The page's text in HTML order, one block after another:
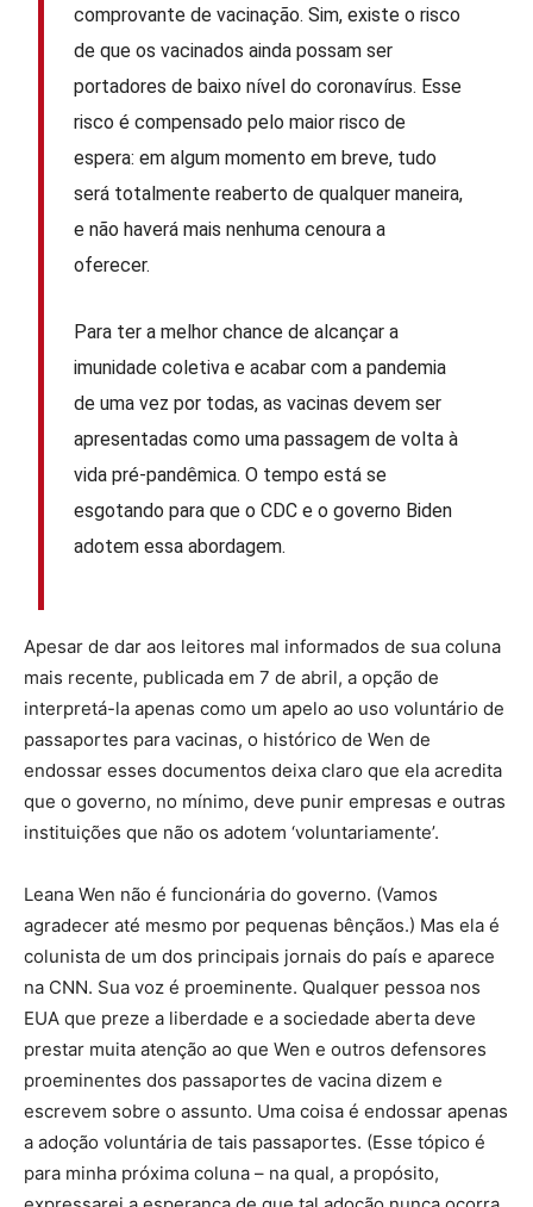
comprovante de vacinação. Sim, existe o risco
de que os vacinados ainda possam ser
portadores de baixo nível do coronavírus. Esse
risco é compensado pelo maior risco de
espera: em algum momento em breve, tudo
será totalmente reaberto de qualquer maneira,
e não haverá mais nenhuma cenoura a
oferecer.
Para ter a melhor chance de alcançar a
imunidade coletiva e acabar com a pandemia
de uma vez por todas, as vacinas devem ser
apresentadas como uma passagem de volta à
vida pré-pandêmica. O tempo está se
esgotando para que o CDC e o governo Biden
adotem essa abordagem.
Apesar de dar aos leitores mal informados de sua coluna
mais recente, publicada em 7 de abril, a opção de
interpretá-la apenas como um apelo ao uso voluntário de
passaportes para vacinas, o histórico de Wen de
endossar esses documentos deixa claro que ela acredita
que o governo, no mínimo, deve punir empresas e outras
instituições que não os adotem ‘voluntariamente’.
Leana Wen não é funcionária do governo. (Vamos
agradecer até mesmo por pequenas bênçãos.) Mas ela é
colunista de um dos principais jornais do país e aparece
na CNN. Sua voz é proeminente. Qualquer pessoa nos
EUA que preze a liberdade e a sociedade aberta deve
prestar muita atenção ao que Wen e outros defensores
proeminentes dos passaportes de vacina dizem e
escrevem sobre o assunto. Uma coisa é endossar apenas
a adoção voluntária de tais passaportes. (Esse tópico é
para minha próxima coluna – na qual, a propósito,